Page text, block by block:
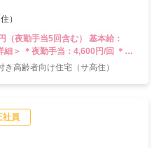
）
（夜勤手当5回含む） 基本給：
10,000円 ＊扶養手当：20,000円
高齢者向け住宅（サ高住）
社員